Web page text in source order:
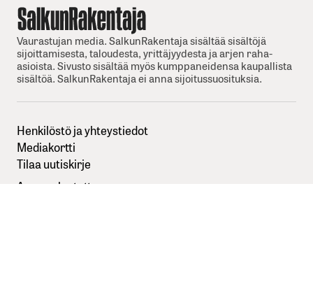
Vaurastujan media. SalkunRakentaja sisältää sisältöjä
sijoittamisesta, taloudesta, yrittäjyydesta ja arjen raha-
asioista. Sivusto sisältää myös kumppaneidensa kaupallista
sisältöä. SalkunRakentaja ei anna sijoitussuosituksia.
Henkilöstö ja yhteystiedot
Mediakortti
Tilaa uutiskirje
Anna palautetta